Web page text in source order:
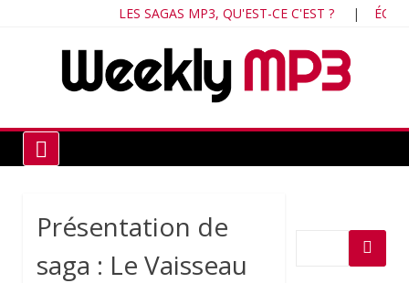
LES SAGAS MP3, QU'EST-CE C'EST ?|
Weekly MP3
Présentation de
saga : Le Vaisseau